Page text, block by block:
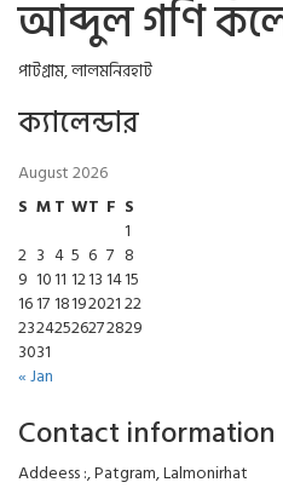
আব্দুল গণি
পাটগ্রাম, লালমনিরহাট
ক্যালেন্ডার
August 2026
S MT WT F S
1
2 3 4 5 6 7 8
9 1011 12131415
16171819202122
23242526272829
3031
« Jan
Contact information
Addeess :, Patgram, Lalmonirhat